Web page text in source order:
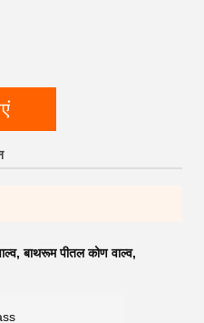
,बाथरूम पीतल कोण वाल्व,